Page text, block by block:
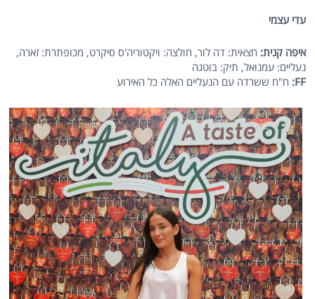
עדי עצמי
איפה קנית: חצאית: דה לור, חולצה: ויקטוריה'ס סיקרט, מכופתרת: זארה,
נעליים: עמנואל, תיק: בוטגה
FF
: ח"ח ששרדה עם הנעליים האלה כל האירוע